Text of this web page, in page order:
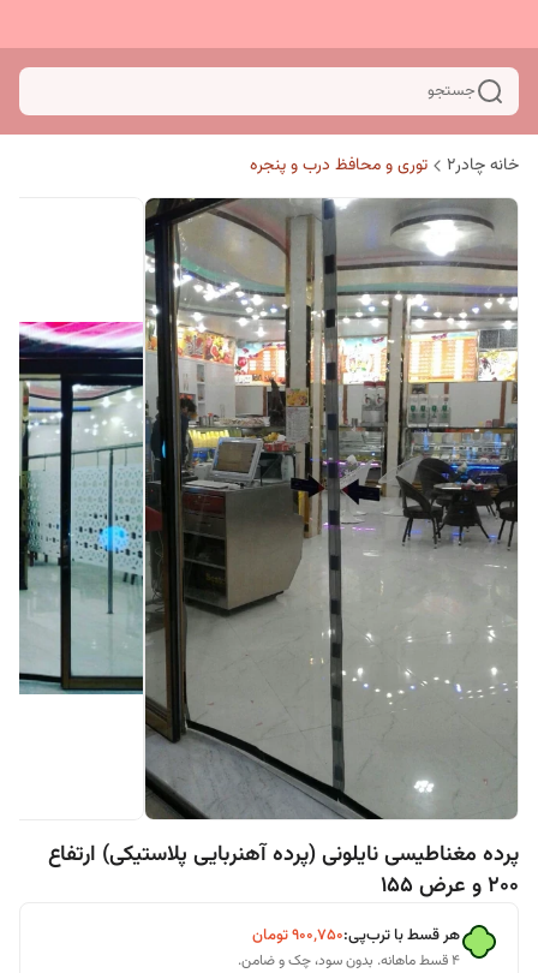
جستجو
خانه چادر۲ توری و محافظ درب و پنجره
پرده مغناطیسی نایلونی (پرده آهنربایی پلاستیکی) ارتفاع
200 و عرض 155
هر قسط با ترب‌پی:۹۰۰٬۷۵۰تومان
۴ قسط ماهانه. بدون سود، چک و ضامن.